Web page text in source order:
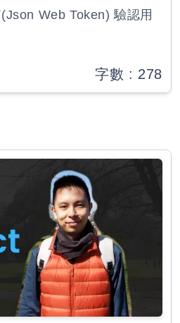
Web Token) 驗認用
字數 : 278